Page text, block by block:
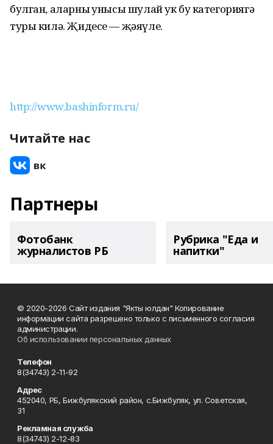
булган, аларның унысы шулай ук бу категориягә
туры килә. Җидесе — җәяүле.
http://www.bashinform.ru/
Читайте нас
Партнеры
Фотобанк
журналистов РБ
Рубрика "Еда и
напитки"
© 2020-2026 Сайт издания "Якты юлдан" Копирование
информации сайта разрешено только с письменного согласия
администрации.
Об использовании персональных данных
Телефон
8(34743) 2-11-92
Адрес
452040, РБ, Бижбулякский район, с.Бижбуляк, ул. Советская,
31
Рекламная служба
8(34743) 2-12-83